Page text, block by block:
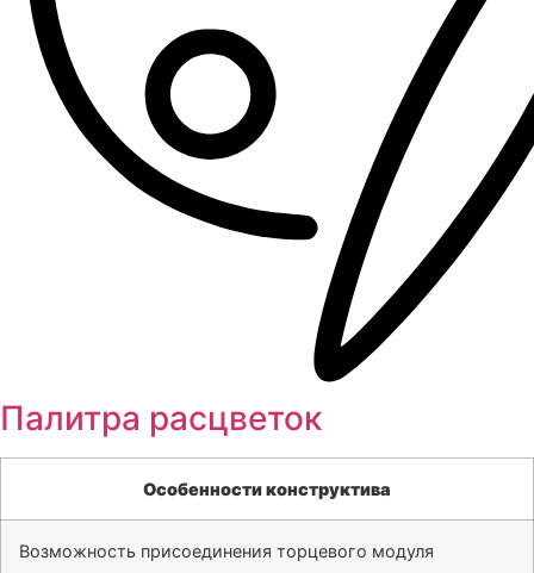
Палитра расцветок
Особенности конструктива
Возможность присоединения торцевого модуля